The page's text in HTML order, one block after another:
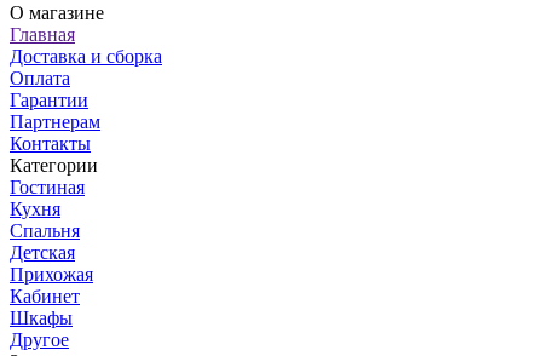
О магазине
Главная
Доставка и сборка
Оплата
Гарантии
Партнерам
Контакты
Категории
Гостиная
Кухня
Спальня
Детская
Прихожая
Кабинет
Шкафы
Другое